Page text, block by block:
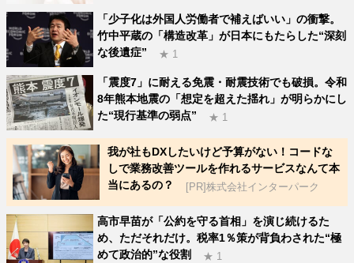
「少子化は外国人労働者で補えばいい」の衝撃。
竹中平蔵の「構造改革」が日本にもたらした“深刻
な後遺症”
★ 1
「震度7」に耐える免震・耐震技術でも破損。令和
8年熊本地震の「想定を超えた揺れ」が明らかにし
た“現行基準の弱点”
★ 1
我が社もDXしたいけど予算がない！コードな
しで業務改善ツールを作れるサービスなんて本
当にあるの？
[PR]株式会社インターパーク
高市早苗が「公約を守る首相」を演じ続けるた
め、ただそれだけ。税率1％策が背負わされた“極
めて政治的”な役割
★ 1